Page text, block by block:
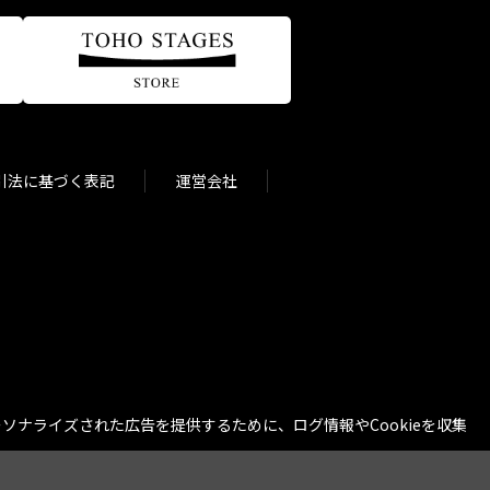
法に基づく表記 運営会社
ナライズされた広告を提供するために、ログ情報やCookieを収集